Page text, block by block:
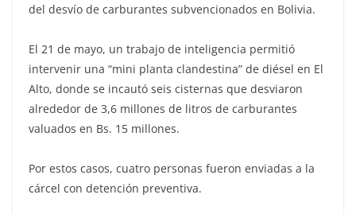
del desvío de carburantes subvencionados en Bolivia.
El 21 de mayo, un trabajo de inteligencia permitió
intervenir una “mini planta clandestina” de diésel en El
Alto, donde se incautó seis cisternas que desviaron
alrededor de 3,6 millones de litros de carburantes
valuados en Bs. 15 millones.
Por estos casos, cuatro personas fueron enviadas a la
cárcel con detención preventiva.